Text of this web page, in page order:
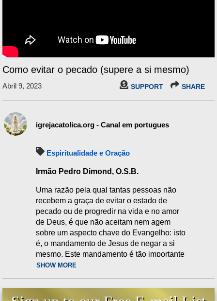
Como evitar o pecado (supere a si mesmo)
Abril 9, 2023 SUPPORT SHARE
igrejacatolica.org - Canal em portugues
Espiritualidade e Oração
Irmão Pedro Dimond, O.S.B.
Uma razão pela qual tantas pessoas não
recebem a graça de evitar o estado de
pecado ou de progredir na vida e no amor
de Deus, é que não aceitam nem agem
sobre um aspecto chave do Evangelho: isto
é, o mandamento de Jesus de negar a si
mesmo. Este mandamento é tão importante
que é mencionado nos Evangelhos de
SHOW MORE